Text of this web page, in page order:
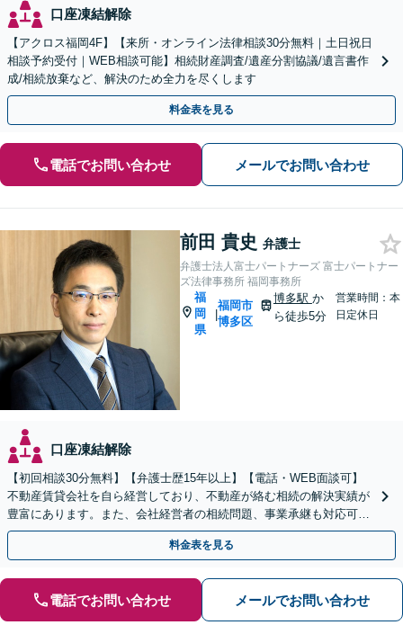
口座凍結解除
【アクロス福岡4F】【来所・オンライン法律相談30分無料｜土日祝日
相談予約受付｜WEB相談可能】相続財産調査/遺産分割協議/遺言書作
成/相続放棄など、解決のため全力を尽くします
料金表を見る
電話でお問い合わせ メールでお問い合わせ
前田 貴史 弁護士
弁護士法人富士パートナーズ 富士パートナー
ズ法律事務所 福岡事務所
福
岡
県
|
福岡市
博多区
博多駅 か
ら徒歩5分
営業時間：本
日定休日
口座凍結解除
【初回相談30分無料】【弁護士歴15年以上】【電話・WEB面談可】
不動産賃貸会社を自ら経営しており、不動産が絡む相続の解決実績が
豊富にあります。また、会社経営者の相続問題、事業承継も対応可能
です。有利な結果が得られるよう尽力いたします。
料金表を見る
電話でお問い合わせ メールでお問い合わせ